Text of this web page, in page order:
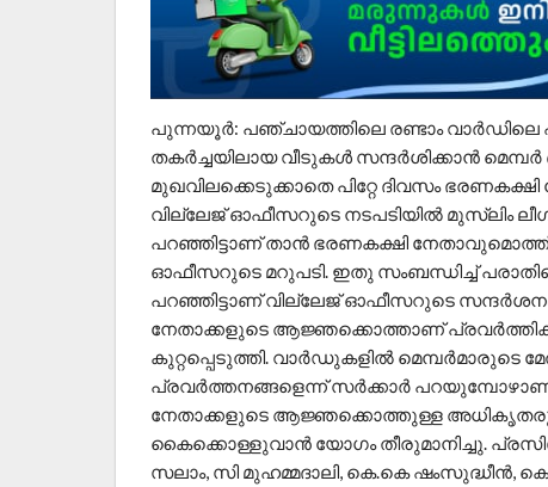
പുന്നയൂർ: പഞ്ചായത്തിലെ രണ്ടാം വാർഡിലെ
തകർച്ചയിലായ വീടുകൾ സന്ദർശിക്കാൻ
മുഖവിലക്കെടുക്കാതെ പിറ്റേ ദിവസം
വില്ലേജ് ഓഫീസറുടെ നടപടിയിൽ മുസ്ലിം
പറഞ്ഞിട്ടാണ് താൻ ഭരണകക്ഷി
ഓഫീസറുടെ മറുപടി. ഇതു സംബന്ധിച്ച്
പറഞ്ഞിട്ടാണ് വില്ലേജ് ഓഫീസറുടെ
നേതാക്കളുടെ ആജ്ഞക്കൊത്താണ്
കുറ്റപ്പെടുത്തി. വാർഡുകളിൽ മെമ്പർമാരുടെ
പ്രവർത്തനങ്ങളെന്ന് സർക്കാർ പറയുമ്പോഴാണ്
നേതാക്കളുടെ ആജ്ഞക്കൊത്തുള്ള
കൈക്കൊള്ളുവാൻ യോഗം തീരുമാനിച്ചു.
സലാം, സി മുഹമ്മദാലി, കെ.കെ